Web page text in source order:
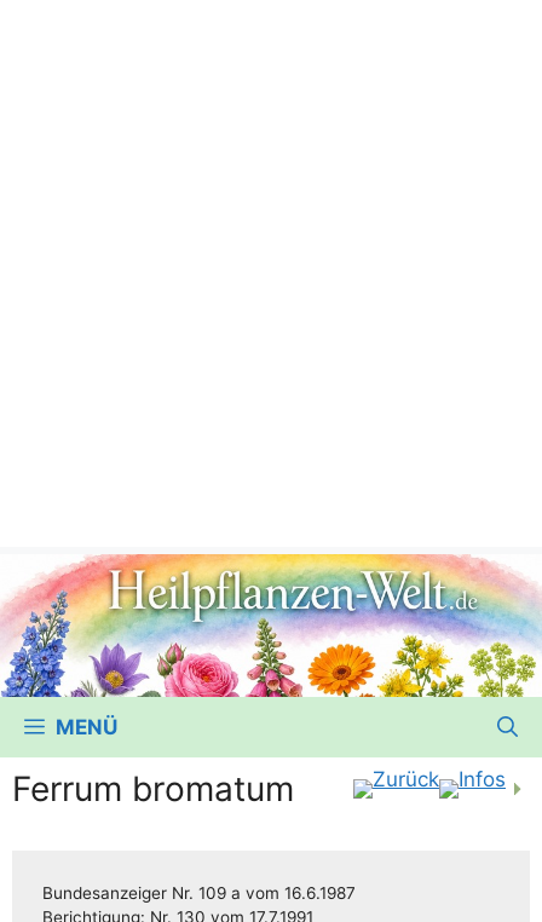
MENÜ
Ferrum bromatum
Bun­des­an­zei­ger Nr. 109 a vom 16.6.1987
Berich­ti­gung: Nr. 130 vom 17.7.1991